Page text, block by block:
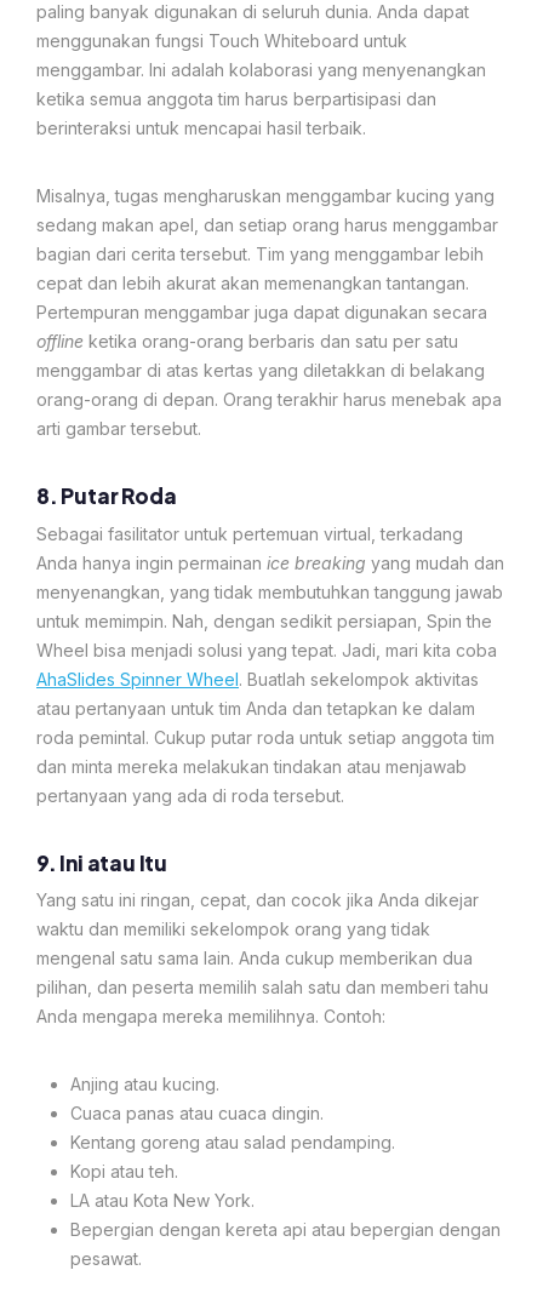
paling banyak digunakan di seluruh dunia. Anda dapat
menggunakan fungsi Touch Whiteboard untuk
menggambar. Ini adalah kolaborasi yang menyenangkan
ketika semua anggota tim harus berpartisipasi dan
berinteraksi untuk mencapai hasil terbaik.
Misalnya, tugas mengharuskan menggambar kucing yang
sedang makan apel, dan setiap orang harus menggambar
bagian dari cerita tersebut. Tim yang menggambar lebih
cepat dan lebih akurat akan memenangkan tantangan.
Pertempuran menggambar juga dapat digunakan secara
offline ketika orang-orang berbaris dan satu per satu
menggambar di atas kertas yang diletakkan di belakang
orang-orang di depan. Orang terakhir harus menebak apa
arti gambar tersebut.
8. Putar Roda
Sebagai fasilitator untuk pertemuan virtual, terkadang
Anda hanya ingin permainan ice breaking yang mudah dan
menyenangkan, yang tidak membutuhkan tanggung jawab
untuk memimpin. Nah, dengan sedikit persiapan, Spin the
Wheel bisa menjadi solusi yang tepat. Jadi, mari kita coba
AhaSlides Spinner Wheel. Buatlah sekelompok aktivitas
atau pertanyaan untuk tim Anda dan tetapkan ke dalam
roda pemintal. Cukup putar roda untuk setiap anggota tim
dan minta mereka melakukan tindakan atau menjawab
pertanyaan yang ada di roda tersebut.
9. Ini atau Itu
Yang satu ini ringan, cepat, dan cocok jika Anda dikejar
waktu dan memiliki sekelompok orang yang tidak
mengenal satu sama lain. Anda cukup memberikan dua
pilihan, dan peserta memilih salah satu dan memberi tahu
Anda mengapa mereka memilihnya. Contoh:
Anjing atau kucing.
Cuaca panas atau cuaca dingin.
Kentang goreng atau salad pendamping.
Kopi atau teh.
LA atau Kota New York.
Bepergian dengan kereta api atau bepergian dengan
pesawat.